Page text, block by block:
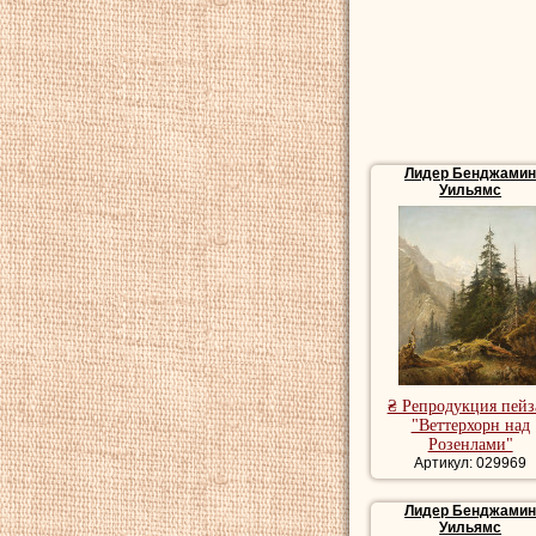
Лидер Бенджамин
Купить
пейзажи
пейзаж.
Купить картины
Лидер Бенджамин
Уильямс
₴ Репродукция
"Веттерхорн над
Розенлами"
Артикул: 029969
Лидер Бенджамин
Уильямс